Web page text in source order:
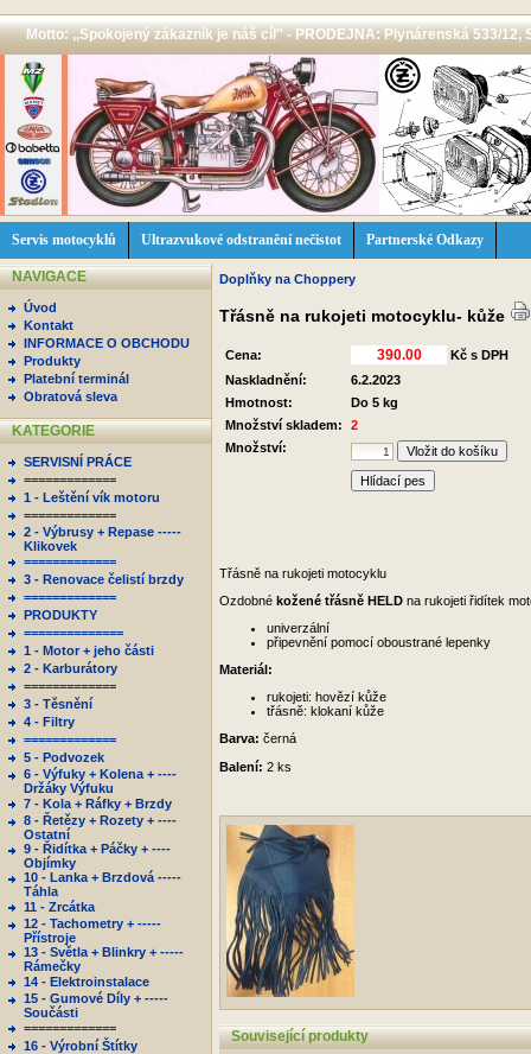
Motto: ,,Spokojený zákazník je náš cíl'' - PRODEJNA: Plynárenská 533/12,
Servis motocyklů Ultrazvukové odstranění nečistot Partnerské Odkazy
NAVIGACE
Úvod
Kontakt
INFORMACE O OBCHODU
Produkty
Platební terminál
Obratová sleva
KATEGORIE
SERVISNÍ PRÁCE
=============
1 - Leštění vík motoru
=============
2 - Výbrusy + Repase -----
Klikovek
=============
3 - Renovace čelistí brzdy
=============
PRODUKTY
==============
1 - Motor + jeho části
2 - Karburátory
=============
3 - Těsnění
4 - Filtry
=============
5 - Podvozek
6 - Výfuky + Kolena + ----
Držáky Výfuku
7 - Kola + Ráfky + Brzdy
8 - Řetězy + Rozety + ----
Ostatní
9 - Řidítka + Páčky + ----
Objímky
10 - Lanka + Brzdová -----
Táhla
11 - Zrcátka
12 - Tachometry + -----
Přístroje
13 - Světla + Blinkry + -----
Rámečky
14 - Elektroinstalace
15 - Gumové Díly + -----
Součásti
=============
16 - Výrobní Štítky
Doplňky na Choppery
Třásně na rukojeti motocyklu- kůže
Cena:
Kč s DPH
Naskladnění:
6.2.2023
Hmotnost:
Do 5 kg
Množství skladem:
2
Množství:
Hlídací pes
Třásně na rukojeti motocyklu
Ozdobné kožené třásně HELD na rukojeti řidítek
univerzální
připevnění pomocí oboustrané lepenky
Materiál:
rukojeti: hovězí kůže
třásně: klokaní kůže
Barva: černá
Balení: 2 ks
Související produkty